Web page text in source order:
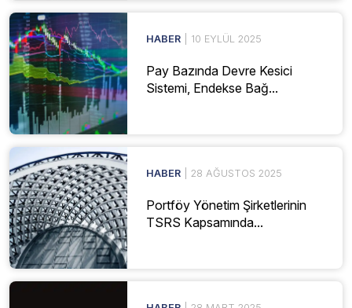
HABER | 10 EYLÜL 2025
Pay Bazında Devre Kesici
Sistemi, Endekse Bağ...
HABER | 28 AĞUSTOS 2025
Portföy Yönetim Şirketlerinin
TSRS Kapsamında...